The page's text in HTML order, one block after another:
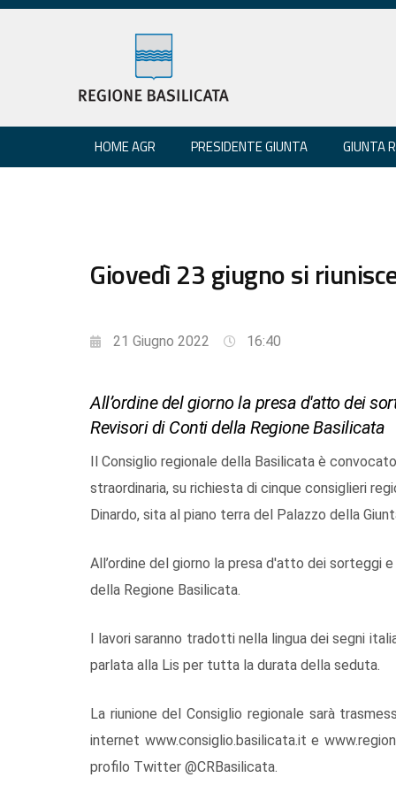
HOME AGR PRESIDENTE GIUNTA GIUNTA
Giovedì 23 giugno si
21 Giugno 2022 16:40
All’ordine del giorno la presa d'atto dei
Revisori di Conti della Regione Basilicata
Il Consiglio regionale della Basilicata è
straordinaria, su richiesta di cinque consiglieri
Dinardo, sita al piano terra del Palazzo della
All’ordine del giorno la presa d'atto dei sorteggi
della Regione Basilicata.
I lavori saranno tradotti nella lingua dei segni
parlata alla Lis per tutta la durata della seduta.
La riunione del Consiglio regionale sarà
internet www.consiglio.basilicata.it e
profilo Twitter @CRBasilicata.